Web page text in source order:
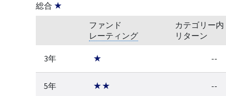
総合 ★
ファンド
レーティング
カテゴリー内
リターン
3年 ★ --
5年 ★★ --